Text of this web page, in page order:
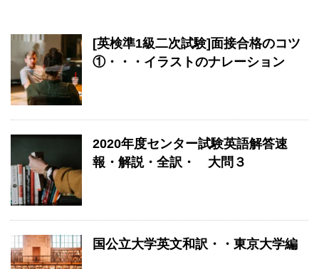
[英検準1級二次試験]面接合格のコツ
①・・・イラストのナレーション
2020年度センター試験英語解答速
報・解説・全訳・ 大問３
国公立大学英文和訳・・東京大学編